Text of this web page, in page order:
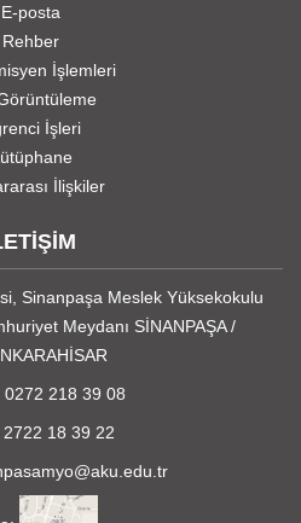
E-posta
Rehber
İşlemleri
İşleri
İlişkiler
Sinanpaşa Meslek Yüksekokulu
Meydanı SİNANPAŞA /
0272 218 39 08
2722 18 39 22